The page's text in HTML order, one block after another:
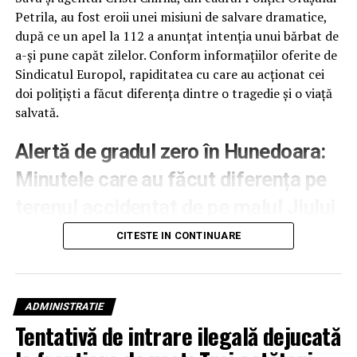
Petrila, au fost eroii unei misiuni de salvare dramatice,
după ce un apel la 112 a anunțat intenția unui bărbat de
a-și pune capăt zilelor. Conform informațiilor oferite de
Sindicatul Europol, rapiditatea cu care au acționat cei
doi polițiști a făcut diferența dintre o tragedie și o viață
salvată.
Alertă de gradul zero în Hunedoara:
Minutele care au făcut diferența pe
Imediat după recepționarea apelului de urgență,
deplasat spre o zonă extrem de greu accesibilă, situată
pe malul râului Jiu. Ajunși la fața locului, polițiștii au
descoperit victima în stare de inconștiență, situația fiind
critică.
CITESTE IN CONTINUARE
ADMINISTRATIE
Tentativă de intrare ilegală dejucată